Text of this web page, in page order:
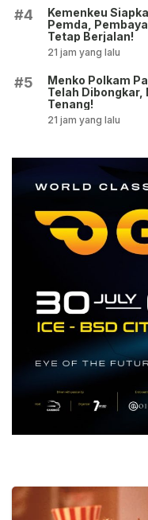
#4
Kemenkeu
Pemda,
Tetap Berjalan!
21 jam yang lalu
#5
Menko Polkam
Telah
Tenang!
21 jam yang lalu